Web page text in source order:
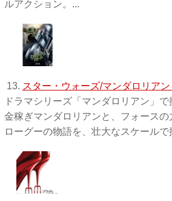
ルアクション。...
13. スター・ウォーズ/マンダロリア
ドラマシリーズ「マンダロリアン」
金稼ぎマンダロリアンと、フォース
ローグーの物語を、壮大なスケールで